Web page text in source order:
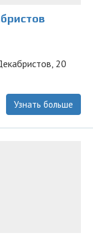
20
Узнать больше